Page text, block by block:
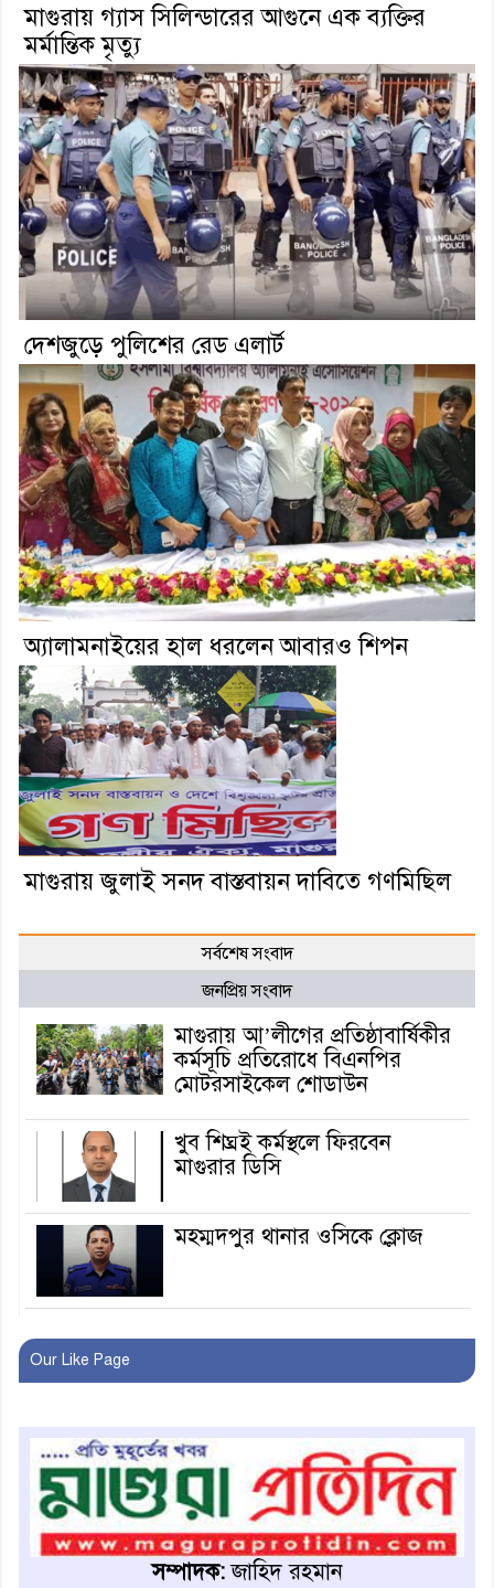
মাগুরায় গ্যাস সিলিন্ডারের আগুনে এক ব্যক্তির
মর্মান্তিক মৃত্যু
দেশজুড়ে পুলিশের রেড এলার্ট
অ্যালামনাইয়ের হাল ধরলেন আবারও শিপন
মাগুরায় জুলাই সনদ বাস্তবায়ন দাবিতে গণমিছিল
সর্বশেষ সংবাদ
জনপ্রিয় সংবাদ
মাগুরায় আ’লীগের প্রতিষ্ঠাবার্ষিকীর
কর্মসূচি প্রতিরোধে বিএনপির
মোটরসাইকেল শোডাউন
খুব শিঘ্রই কর্মস্থলে ফিরবেন
মাগুরার ডিসি
মহম্মদপুর থানার ওসিকে ক্লোজ
কোলে
শ্রীপুরে শ্লীলতাহানির অভিযোগে
বিক্ষোভ-সিসি ক্যামেরা ফুটেজ
যাচাইয়ের দাবি অভিযুক্ত শিক্ষকের
মাগুরার কথিত মাদক সম্রাট
আমিরুল গ্রেফতার
Our Like Page
সম্পাদক:জাহিদ রহমান